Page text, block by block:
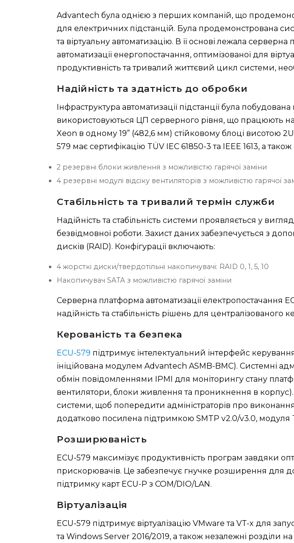
Advantech була однією з перших компаній, що
для електричних підстанцій. Була продемонстрована
та віртуальну автоматизацію. В її основі лежала
автоматизації енергопостачання, оптимізованої для
продуктивність та тривалий життєвий цикл системи,
Надійність та здатність до обробки
Інфраструктура автоматизації підстанції була
використовуються ЦП серверного рівня, що працюють
Xeon в одному 19” (482,6 мм) стійковому блоці висотою
579 має сертифікацію TÜV IEC 61850-3 та IEEE 1613, а також
2 резервні блоки живлення з можливістю гарячої заміни
4 резервні модулі відсіку вентиляторів з можливістю гарячої
Стабільність та тривалий термін служби
Надійність та стабільність системи проявляється у
безвідмовної роботи. Захист даних забезпечується з
дисків (RAID). Конфігурації включають:
4 жорсткі диски/твердотільні накопичувачі: RAID 0, 1, 5, 10
Накопичувач SATA з можливістю гарячої заміни
Серверна платформа автоматизації електропостачання
надійність та стабільність рішень для централізованого
Керованість та безпека
ECU-579 підтримує інтелектуальний інтерфейс
ініційована модулем Advantech ASMB-BMC). Системні
обмін повідомленнями IPMI для моніторингу стану
вентилятори, блоки живлення та проникнення в корпус).
системи, щоб попередити адміністраторів про
додатково посилена підтримкою SMTP v2.0/v3.0, модуля
Розширюваність
ECU-579 максимізує продуктивність програм завдяки
прискорювачів. Це забезпечує гнучке розширення для
підтримку карт ECU-P з COM/DIO/LAN.
Віртуалізація
ECU-579 підтримує віртуалізацію VMware та VT-x для
та Windows Server 2016/2019, а також незалежні розділи